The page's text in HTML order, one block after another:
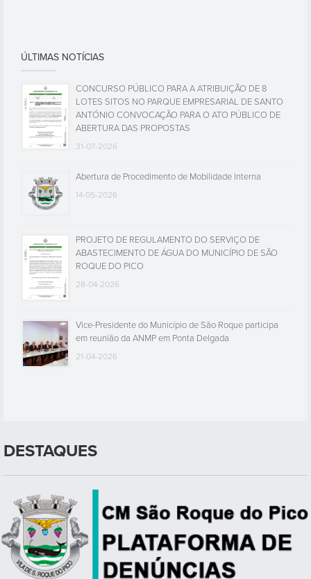
ÚLTIMAS NOTÍCIAS
CONCURSO PÚBLICO PARA A ATRIBUIÇÃO DE 8
LOTES SITOS NO PARQUE EMPRESARIAL DE SANTO
ANTÓNIO CONVOCAÇÃO PARA O ATO PÚBLICO DE
ABERTURA DAS PROPOSTAS
31-07-2026
Abertura de Procedimento de Mobilidade Interna
14-05-2026
PROJETO DE REGULAMENTO DO SERVIÇO DE
ABASTECIMENTO DE ÁGUA DO MUNICÍPIO DE SÃO
ROQUE DO PICO
28-04-2026
Vice-Presidente do Município de São Roque participa
em reunião da ANMP em Ponta Delgada
21-04-2026
DESTAQUES